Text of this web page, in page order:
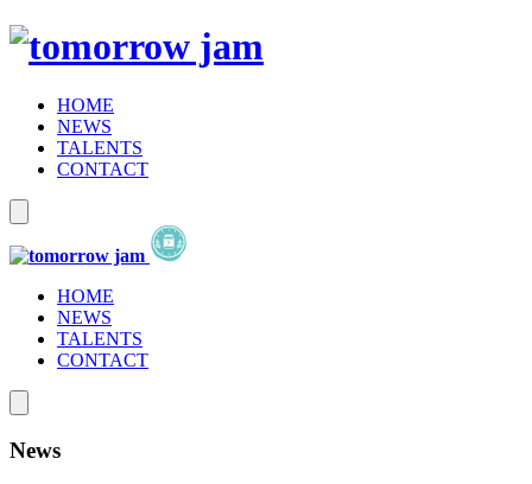
HOME
NEWS
TALENTS
CONTACT
HOME
NEWS
TALENTS
CONTACT
News